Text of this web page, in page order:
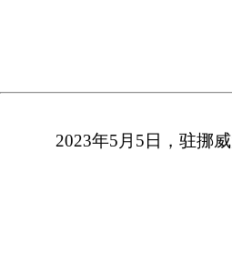
2023年5月5日，驻挪